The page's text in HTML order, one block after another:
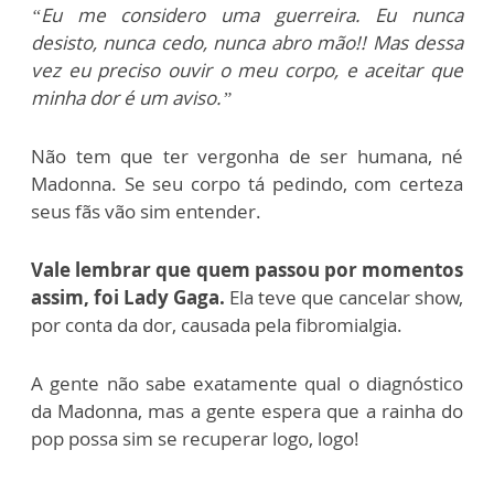
“Eu me considero uma guerreira. Eu nunca
desisto, nunca cedo, nunca abro mão!! Mas dessa
vez eu preciso ouvir o meu corpo, e aceitar que
minha dor é um aviso.”
Não tem que ter vergonha de ser humana, né
Madonna. Se seu corpo tá pedindo, com certeza
seus fãs vão sim entender.
Vale lembrar que quem passou por momentos
assim, foi Lady Gaga. Ela teve que cancelar show,
por conta da dor, causada pela fibromialgia.
A gente não sabe exatamente qual o diagnóstico
da Madonna, mas a gente espera que a rainha do
pop possa sim se recuperar logo, logo!